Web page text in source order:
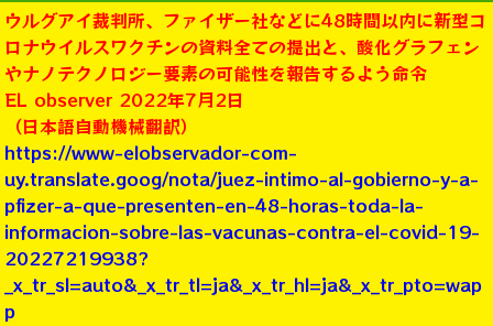
ウルグアイ裁判所、ファイザー社などに48時間以内に新型コ
ロナウイルスワクチンの資料全ての提出と、酸化グラフェン
やナノテクノロジー要素の可能性を報告するよう命令
EL observer 2022年7月2日
（日本語自動機械翻訳）
https://www-elobservador-com-
uy.translate.goog/nota/juez-intimo-al-gobierno-y-a-
pfizer-a-que-presenten-en-48-horas-toda-la-
informacion-sobre-las-vacunas-contra-el-covid-19-
20227219938?
_x_tr_sl=auto&_x_tr_tl=ja&_x_tr_hl=ja&_x_tr_pto=wap
p